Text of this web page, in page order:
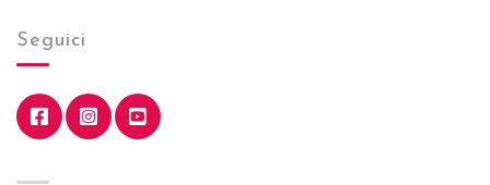
Seguici